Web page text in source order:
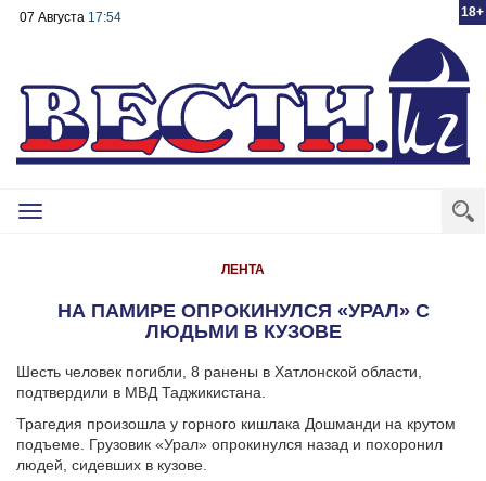
18+
07 Августа 17:54
Toggle
ЛЕНТА
НА ПАМИРЕ ОПРОКИНУЛСЯ «УРАЛ» С
ЛЮДЬМИ В КУЗОВЕ
Шесть человек погибли, 8 ранены в Хатлонской области,
подтвердили в МВД Таджикистана.
Трагедия произошла у горного кишлака Дошманди на крутом
подъеме. Грузовик «Урал» опрокинулся назад и похоронил
людей, сидевших в кузове.